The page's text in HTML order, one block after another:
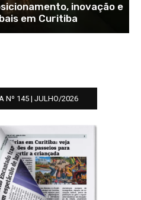
inovação e
em Curitiba
Nº 145 | JULHO/2026